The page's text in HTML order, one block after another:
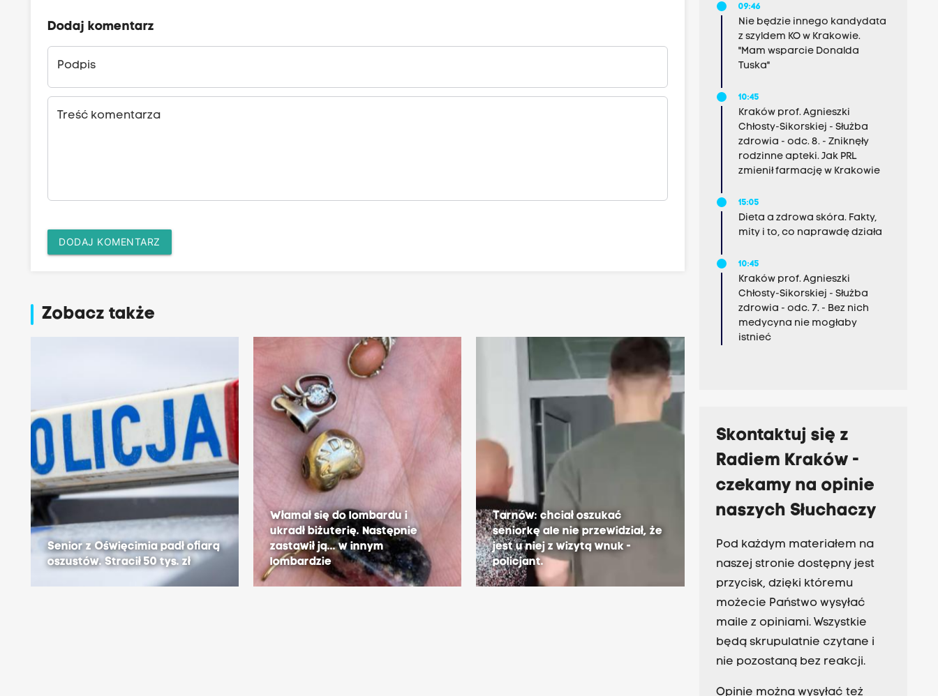
Dodaj komentarz
Podpis
Treść komentarza
DODAJ KOMENTARZ
Zobacz także
Senior z Oświęcimia padł ofiarą
oszustów. Stracił 50 tys. zł
Włamał się do lombardu i
ukradł biżuterię. Następnie
zastawił ją... w innym
lombardzie
Tarnów: chciał oszukać
seniorkę ale nie przewidział, że
jest u niej z wizytą wnuk -
policjant.
09:46
Nie będzie innego kandydata
z szyldem KO w Krakowie.
"Mam wsparcie Donalda
Tuska"
10:45
Kraków prof. Agnieszki
Chłosty-Sikorskiej - Służba
zdrowia - odc. 8. - Zniknęły
rodzinne apteki. Jak PRL
zmienił farmację w Krakowie
15:05
Dieta a zdrowa skóra. Fakty,
mity i to, co naprawdę działa
10:45
Kraków prof. Agnieszki
Chłosty-Sikorskiej - Służba
zdrowia - odc. 7. - Bez nich
medycyna nie mogłaby
istnieć
Skontaktuj się z
Radiem Kraków -
czekamy na opinie
naszych Słuchaczy
Pod każdym materiałem na
naszej stronie dostępny jest
przycisk, dzięki któremu
możecie Państwo wysyłać
maile z opiniami. Wszystkie
będą skrupulatnie czytane i
nie pozostaną bez reakcji.
Opinie można wysyłać też